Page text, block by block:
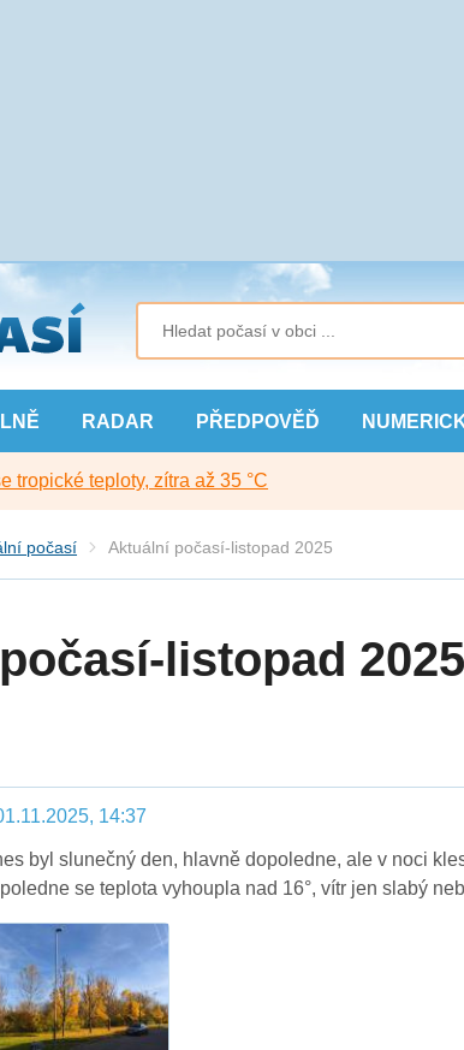
RADAR PŘEDPOVĚĎ
tropické teploty, zítra až 35 °C
počasí Aktuální počasí-listopad 2025
listopad 2025
14:37
byl slunečný den, hlavně dopoledne, ale v noci
se teplota vyhoupla nad 16°, vítr jen slabý